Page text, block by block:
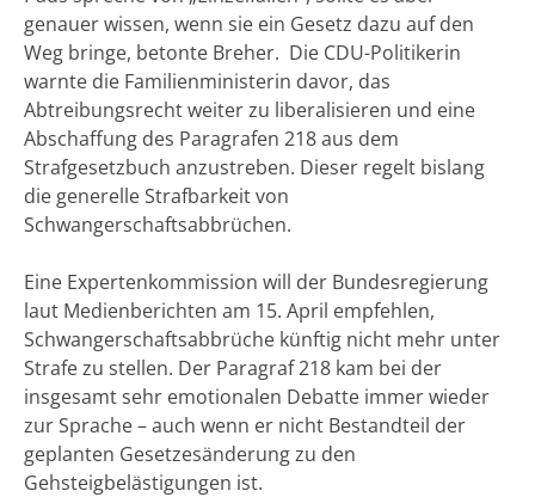
genauer wissen, wenn sie ein Gesetz dazu auf den
Weg bringe, betonte Breher. Die CDU-Politikerin
warnte die Familienministerin davor, das
Abtreibungsrecht weiter zu liberalisieren und eine
Abschaffung des Paragrafen 218 aus dem
Strafgesetzbuch anzustreben. Dieser regelt bislang
die generelle Strafbarkeit von
Schwangerschaftsabbrüchen.
Eine Expertenkommission will der Bundesregierung
laut Medienberichten am 15. April empfehlen,
Schwangerschaftsabbrüche künftig nicht mehr unter
Strafe zu stellen. Der Paragraf 218 kam bei der
insgesamt sehr emotionalen Debatte immer wieder
zur Sprache – auch wenn er nicht Bestandteil der
geplanten Gesetzesänderung zu den
Gehsteigbelästigungen ist.